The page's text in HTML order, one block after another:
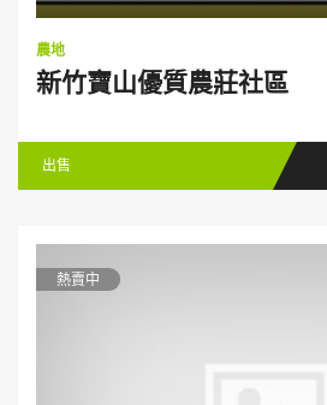
農地
新竹寶山優質農莊社區
出售
熱賣中